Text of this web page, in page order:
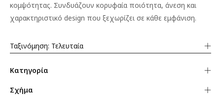
κομψότητας. Συνδυάζουν κορυφαία ποιότητα, άνεση και
χαρακτηριστικό design που ξεχωρίζει σε κάθε εμφάνιση.
Ταξινόμηση: Τελευταία
Κατηγορία
Σχήμα